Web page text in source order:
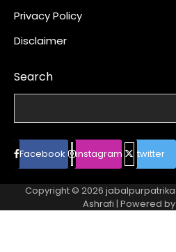
Privacy Policy
Disclaimer
Search
Facebook instagram twitter
Copyright © 2026 jabalpurpatrika
Ashrafi | Powered by